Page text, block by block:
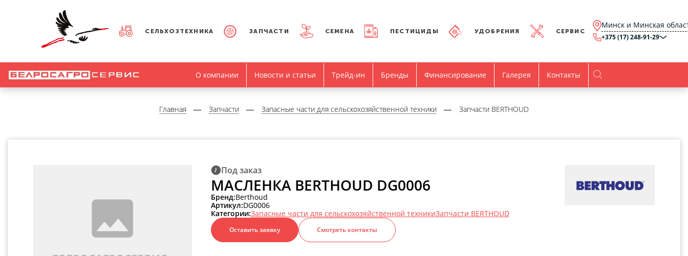
СЕЛЬХОЗТЕХНИКА ЗАПЧАСТИ СЕМЕНА ПЕСТИЦИДЫ УДОБРЕНИЯ СЕРВИС
Минск и Минская
область
Гомель и Гомельская
+375 (17) 248-91-29
office@agro.by
Время работы
Пн-Пт: 8.00-17.00
О компании Новости и статьи Трейд-ин Бренды Финансирование Галерея Контакты
Главная Запчасти Запасные части для сельскохозяйственной техники Запчасти BERTHOUD
Под заказ
МАСЛЕНКА BERTHOUD DG0006
Бренд:Berthoud
Артикул:DG0006
Категории:Запасные части для сельскохозяйственной техникиЗапчасти BERTHOUD
Оставить заявку Смотреть контакты